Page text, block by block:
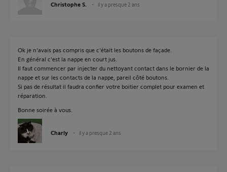
Christophe S. il y a presque 2 ans
Ok je n'avais pas compris que c'était les boutons de façade.
En général c'est la nappe en court jus.
Il faut commencer par injecter du nettoyant contact dans le bornier de la
nappe et sur les contacts de la nappe, pareil côté boutons.
Si pas de résultat il faudra confier votre boitier complet pour examen et
réparation.
Bonne soirée à vous.
Charly il y a presque 2 ans